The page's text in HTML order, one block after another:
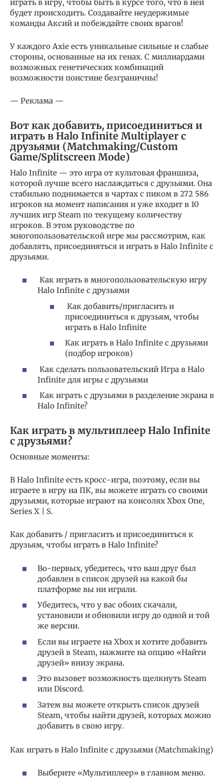
играть в игру, чтобы быть в курсе того, что в ней
будет происходить. Создавайте неудержимые
команды Аксий и побеждайте своих врагов!
У каждого Axie есть уникальные сильные и слабые
стороны, основанные на их генах. С миллиардами
возможных генетических комбинаций
возможности поистине безграничны!
— Реклама —
Вот как добавить, присоединиться и
играть в Halo Infinite Multiplayer с
друзьями (Matchmaking/Custom
Game/Splitscreen Mode)
Halo Infinite — это игра от культовая франшиза,
которой лучше всего наслаждаться с друзьями. Она
стабильно поднимается в чартах с пиком в 272 586
игроков на момент написания и уже входит в 10
лучших игр Steam по текущему количеству
игроков. В этом руководстве по
многопользовательской игре мы рассмотрим, как
добавлять, присоединяться и играть в Halo Infinite с
друзьями.
Как играть в многопользовательскую игру
Halo Infinite с друзьями
Как добавить/пригласить и
присоединиться к друзьям, чтобы
играть в Halo Infinite
Как играть в Halo Infinite с друзьями
(подбор игроков)
Как сделать пользовательский Игра в Halo
Infinite для игры с друзьями
Как играть с друзьями в разделение экрана в
Halo Infinite?
Как играть в мультиплеер Halo Infinite
с друзьями?
Основные моменты:
В Halo Infinite есть кросс-игра, поэтому, если вы
играете в игру на ПК, вы можете играть со своими
друзьями, которые играют на консолях Xbox One,
Series X | S.
Как добавить / пригласить и присоединиться к
друзьям, чтобы играть в Halo Infinite?
Во-первых, убедитесь, что ваш друг был
добавлен в список друзей на какой бы
платформе вы ни играли.
Убедитесь, что у вас обоих скачали,
установили и обновили игру до одной и той
же версии.
Если вы играете на Xbox и хотите добавить
друзей в Steam, нажмите на опцию «Найти
друзей» внизу экрана.
Это вызовет возможность щелкнуть Steam
или Discord.
Затем вы можете открыть список друзей
Steam, чтобы найти друзей, которых можно
добавить в свою игру.
Как играть в Halo Infinite с друзьями (Matchmaking)
Выберите «Мультиплеер» в главном меню.